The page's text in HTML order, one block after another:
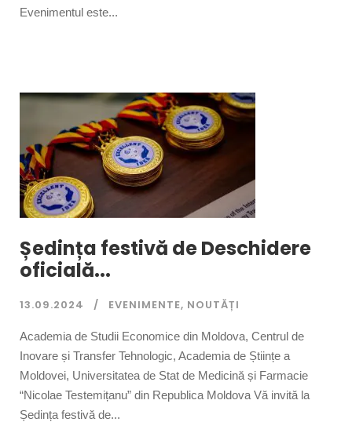
Evenimentul este...
Ședința festivă de Deschidere
oficială...
13.09.2024 EVENIMENTE, NOUTĂȚI
Academia de Studii Economice din Moldova, Centrul de
Inovare și Transfer Tehnologic, Academia de Științe a
Moldovei, Universitatea de Stat de Medicină și Farmacie
“Nicolae Testemițanu” din Republica Moldova Vă invită la
Ședința festivă de...